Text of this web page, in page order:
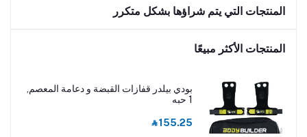
المنتجات التي يتم شراؤها بشكل متكرر
المنتجات الأكثر مبيعًا
بودي بيلدر قفازات القبضة و دعامة المعصم,
1 حبه
‎⃁ 155.25